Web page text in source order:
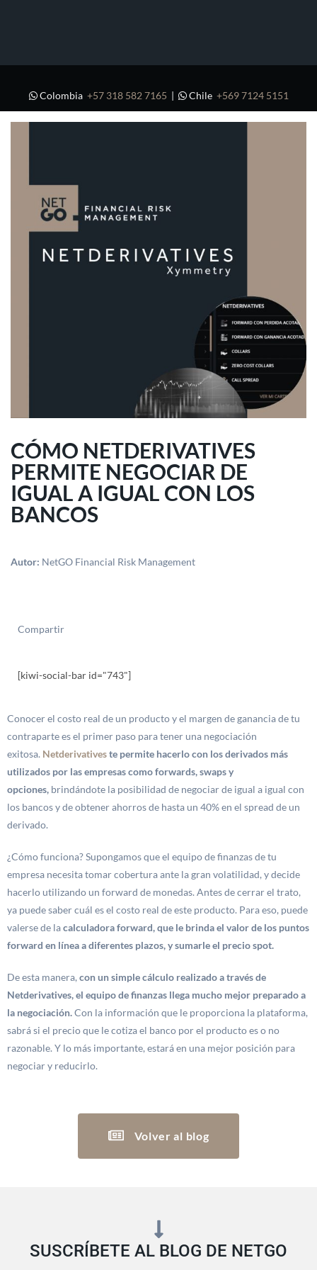
Colombia +57 318 582 7165 | Chile +569 7124 5151
CÓMO NETDERIVATIVES
PERMITE NEGOCIAR DE
IGUAL A IGUAL CON LOS
BANCOS
Autor: NetGO Financial Risk Management
Compartir
[kiwi-social-bar id="743"]
Conocer el costo real de un producto y el margen de ganancia de tu
contraparte es el primer paso para tener una negociación
exitosa. Netderivativeste permite hacerlo con los derivados más
utilizados por las empresas como forwards, swaps y
opciones, brindándote la posibilidad de negociar de igual a igual con
los bancos y de obtener ahorros de hasta un 40% en el spread de un
derivado.
¿Cómo funciona? Supongamos que el equipo de finanzas de tu
empresa necesita tomar cobertura ante la gran volatilidad, y decide
hacerlo utilizando un forward de monedas. Antes de cerrar el trato,
ya puede saber cuál es el costo real de este producto. Para eso, puede
valerse de lacalculadora forward, que le brinda el valor de los puntos
forward en línea a diferentes plazos, y sumarle el precio spot.
De esta manera, con un simple cálculo realizado a través de
Netderivatives, el equipo de finanzas llega mucho mejor preparado a
la negociación.Con la información que le proporciona la plataforma,
sabrá si el precio que le cotiza el banco por el producto es o no
razonable. Y lo más importante, estará en una mejor posición para
negociar y reducirlo.
Volver al blog
SUSCRÍBETE AL BLOG DE NETGO